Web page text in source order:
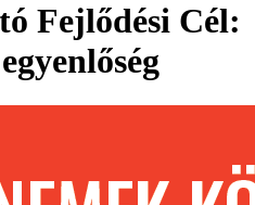
Fejlődési Cél: